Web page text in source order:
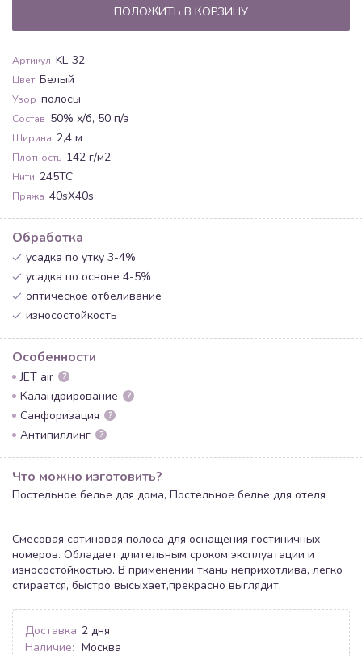
ПОЛОЖИТЬ В КОРЗИНУ
Артикул KL-32
Цвет Белый
Узор полосы
Состав 50% х/б, 50 п/э
Ширина 2,4 м
Плотность 142 г/м2
Нити 245ТС
Пряжа 40sХ40s
Обработка
усадка по утку 3-4%
усадка по основе 4-5%
оптическое отбеливание
износостойкость
Доставка: 2 дня
Наличие: Москва
Смесовая сатиновая полоса для оснащения гостиничных
номеров. Обладает длительным сроком эксплуатации и
износостойкостью. В применении ткань неприхотлива, легко
стирается, быстро высыхает,прекрасно выглядит.
Особенности
JET air ?
Каландрирование ?
Санфоризация ?
Антипиллинг ?
Что можно изготовить?
Постельное белье для дома, Постельное белье для отеля